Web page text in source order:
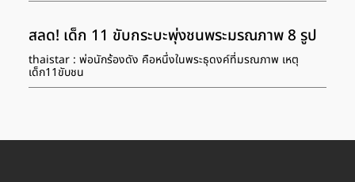
สลด! เด็ก 11 ขับกระบะพุ่งชนพระมรณภาพ 8 รูป
thaistar : พ่อนักร้องดัง คือหนึ่งในพระธุดงค์ที่มรณภาพ เหตุ
เด็ก11ขับชน